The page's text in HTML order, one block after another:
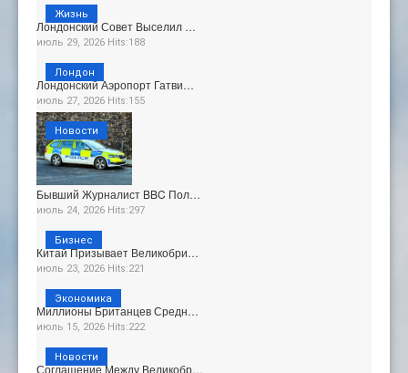
Лондонский Совет Выселил …
июль 29, 2026 Hits:188
Жизнь
Лондонский Аэропорт Гатви…
июль 27, 2026 Hits:155
Лондон
Бывший Журналист BBC Пол…
июль 24, 2026 Hits:297
Новости
Китай Призывает Великобри…
июль 23, 2026 Hits:221
Бизнес
Миллионы Британцев Средн…
июль 15, 2026 Hits:222
Экономика
Соглашение Между Великобр…
Новости